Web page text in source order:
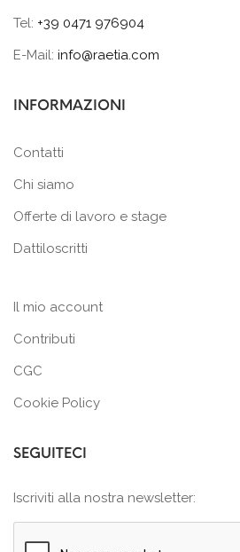
Tel: +39 0471 976904
E-Mail: info@raetia.com
INFORMAZIONI
Contatti
Chi siamo
Offerte di lavoro e stage
Dattiloscritti
Il mio account
Contributi
CGC
Cookie Policy
SEGUITECI
Iscriviti alla nostra newsletter: